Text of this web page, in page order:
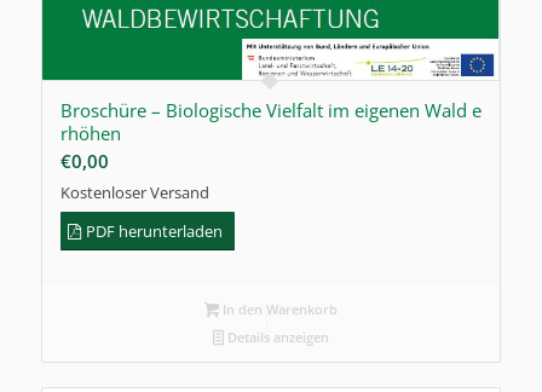
Broschüre – Biologische Vielfalt im eigenen Wald e
rhöhen
€0,00
Kostenloser Versand
PDF herunterladen
In den Warenkorb
Details anzeigen